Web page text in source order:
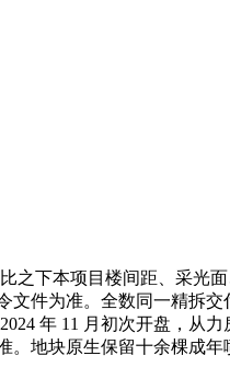
下本项目楼间距、采光面
文件为准。全数同一精拆
年 11 月初次开盘，从
。地块原生保留十余棵成